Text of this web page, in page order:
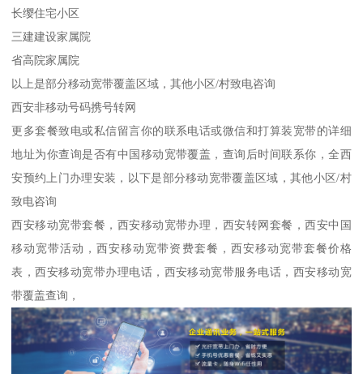
长缨住宅小区
三建建设家属院
省高院家属院
以上是部分移动宽带覆盖区域，其他小区/村致电咨询
西安非移动号码携号转网
更多套餐致电或私信留言你的联系电话或微信和打算装宽带的详细
地址为你查询是否有中国移动宽带覆盖，查询后时间联系你，全西
安预约上门办理安装，以下是部分移动宽带覆盖区域，其他小区/村
致电咨询
西安移动宽带套餐，西安移动宽带办理，西安转网套餐，西安中国
移动宽带活动，西安移动宽带资费套餐，西安移动宽带套餐价格
表，西安移动宽带办理电话，西安移动宽带服务电话，西安移动宽
带覆盖查询，